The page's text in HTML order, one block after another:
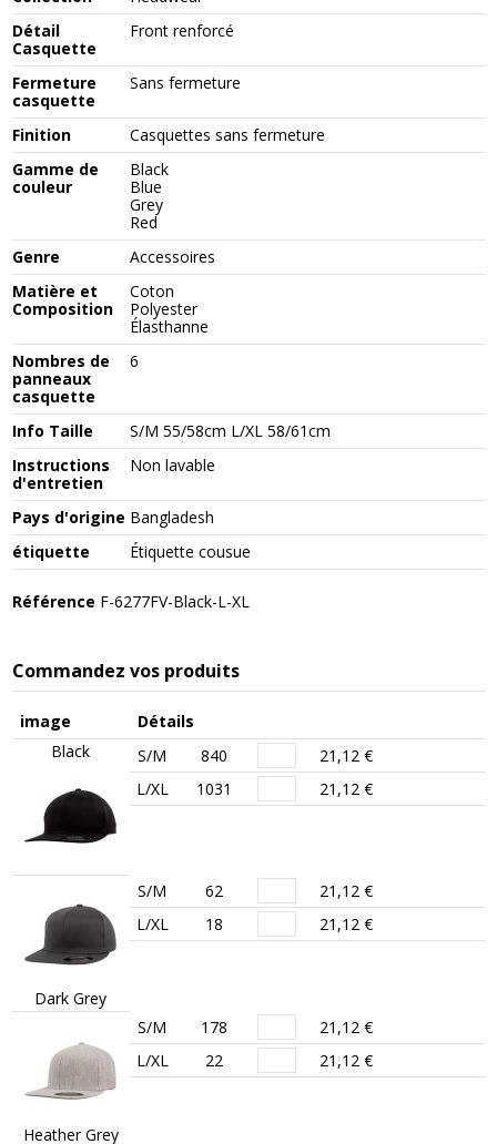
Détail
Casquette
Front renforcé
Fermeture
casquette
Sans fermeture
Finition
Casquettes sans fermeture
Gamme de
couleur
Black
Blue
Grey
Red
Genre
Accessoires
Matière et
Composition
Coton
Polyester
Élasthanne
Nombres de
panneaux
casquette
6
Info Taille
S/M 55/58cm L/XL 58/61cm
Instructions
d'entretien
Non lavable
Pays d'origine Bangladesh
étiquette
Étiquette cousue
Référence F-6277FV-Black-L-XL
Commandez vos produits
image
Détails
Black
S/M 840
21,12 €
L/XL
1031 21,12 €
Dark Grey
S/M 62
21,12 €
L/XL
18 21,12 €
Heather Grey
S/M 178
21,12 €
L/XL
22 21,12 €